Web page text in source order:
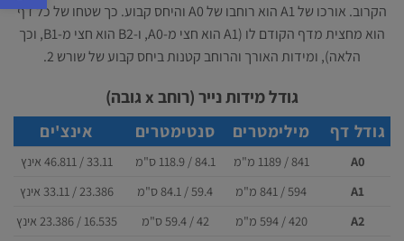
הקרוב. אורכו של A1 הוא רוחבו של A0 והיחס קבוע. כך שטחו של כל דף
הוא מחצית מדף הקודם לו (A1 הוא חצי מ-A0, ו-B2 הוא חצי מ-B1, וכך
הלאה), ומידות האורך והרוחב קטנות ביחס קבוע של שורש 2.
גודל מידות נייר (רוחב x גובה)
גודל דף מילימטרים סנטימטרים אינצ'ים
A0
841 / 1189 מ"מ 84.1 / 118.9 ס"מ 33.11 / 46.811
אינץ
A1
594 / 841 מ"מ 59.4 / 84.1 ס"מ 23.386 / 33.11
אינץ
A2
420 / 594 מ"מ 42 / 59.4 ס"מ 16.535 / 23.386
אינץ